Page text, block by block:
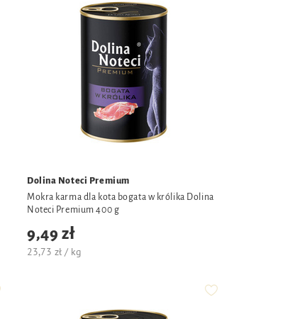
Dolina Noteci Premium
Mokra karma dla kota bogata w królika Dolina
Noteci Premium 400 g
9,49 zł
23,73 zł / kg